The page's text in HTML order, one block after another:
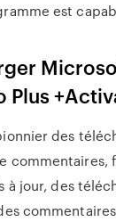
est
Plus
des
commentaires,
à jour, des